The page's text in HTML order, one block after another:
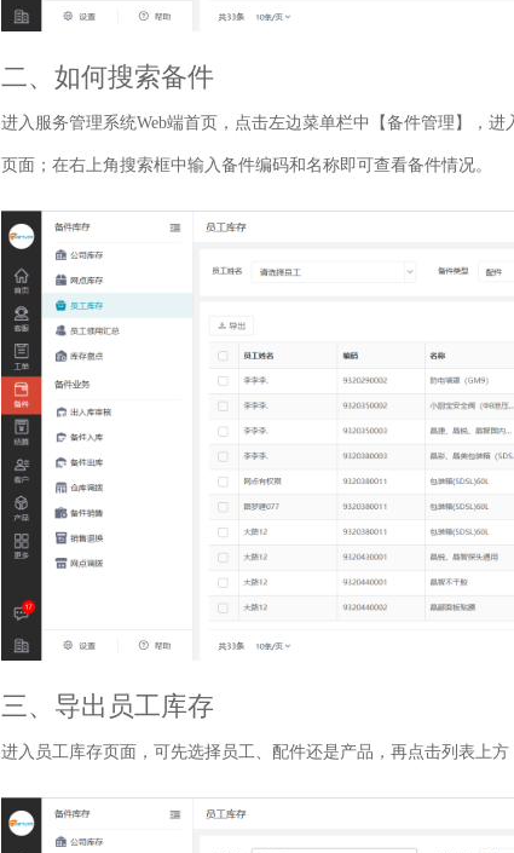
二、如何搜索备件
进入服务管理系统Web端首页，点击左边菜单栏中【备件管理】，
页面；在右上角搜索框中输入备件编码和名称即可查看备件情况。
三、导出员工库存
进入员工库存页面，可先选择员工、配件还是产品，再点击列表上